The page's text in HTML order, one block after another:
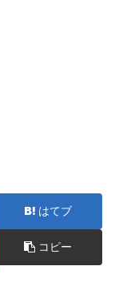
はてブ
コピー